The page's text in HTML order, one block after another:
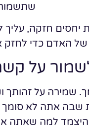
יחסים חזקה,
של האדם כדי
על
שמירה על זהותך
שבה אתה לא סומך
למה שאתה